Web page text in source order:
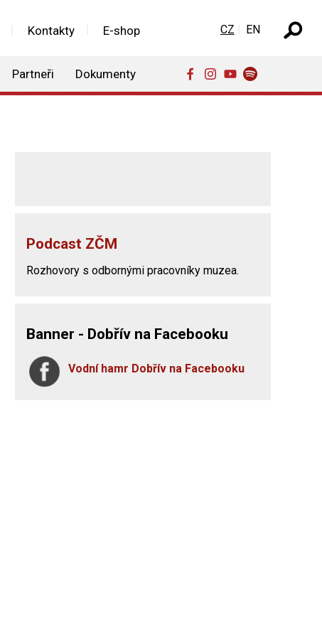
Kontakty E-shop
Partneři Dokumenty
Zvolte jazyk
CZ EN
Podcast ZČM
Rozhovory s odbornými pracovníky muzea.
Banner - Dobřív na Facebooku
Vodní hamr Dobřív na Facebooku